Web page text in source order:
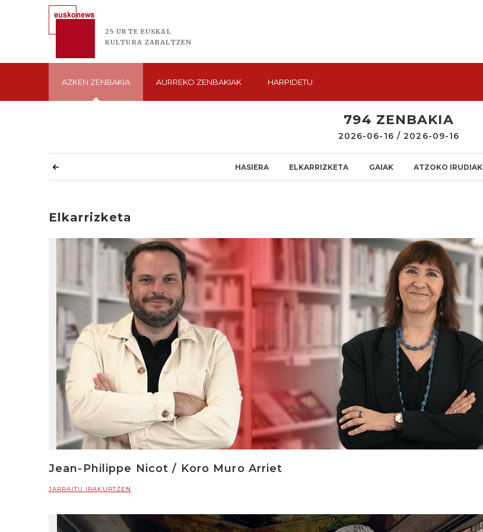
25 URTE EUSKAL
KULTURA ZABALTZEN
AZKEN ZENBAKIA AURREKO ZENBAKIAK HARPIDETU
794 ZENBAKIA
2026-06-16 / 2026-09-16
HASIERA ELKARRIZKETA GAIAK ATZOKO IRUDIAK
Elkarrizketa
Jean-Philippe Nicot / Koro Muro Arriet
JARRAITU IRAKURTZEN